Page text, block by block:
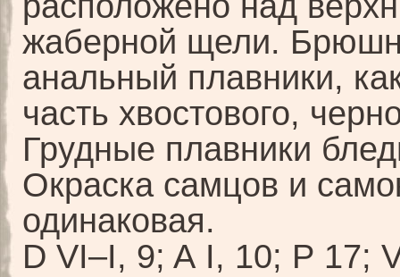
жаберной щели.
анальный плавники,
часть хвостового,
Грудные плавники
Окраска самцов и
одинаковая.
D VI–I, 9; A I, 10; P 17;